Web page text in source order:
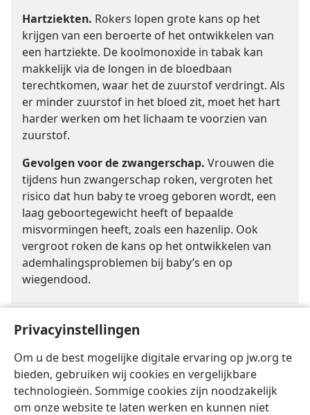
Privacyinstellingen
Om u de best mogelijke digitale ervaring op jw.org te
bieden, gebruiken wij cookies en vergelijkbare
technologieën. Sommige cookies zijn noodzakelijk
om onze website te laten werken en kunnen niet
Hartziekten. Rokers lopen grote kans op het
krijgen van een beroerte of het ontwikkelen van
een hartziekte. De koolmonoxide in tabak kan
makkelijk via de longen in de bloedbaan
terechtkomen, waar het de zuurstof verdringt. Als
er minder zuurstof in het bloed zit, moet het hart
harder werken om het lichaam te voorzien van
zuurstof.
Gevolgen voor de zwangerschap. Vrouwen die
tijdens hun zwangerschap roken, vergroten het
risico dat hun baby te vroeg geboren wordt, een
laag geboortegewicht heeft of bepaalde
misvormingen heeft, zoals een hazenlip. Ook
vergroot roken de kans op het ontwikkelen van
ademhalingsproblemen bij baby’s en op
wiegendood.
a We hebben het hier over het roken van sigaretten, sigaren, pijp of
waterpijp. Maar de besproken principes gelden ook voor het gebruik
van onder andere pruimtabak, snuiftabak en elektronische sigaretten
met nicotine.